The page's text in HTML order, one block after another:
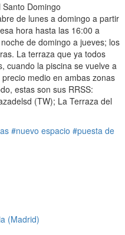
Domingo
de lunes a domingo a partir
hora hasta las 16:00 a
de domingo a jueves; los
La terraza que ya todos
cuando la piscina se vuelve a
medio en ambas zonas
estas son sus RRSS:
(TW); La Terraza del
#nuevo espacio #puesta de
(Madrid)